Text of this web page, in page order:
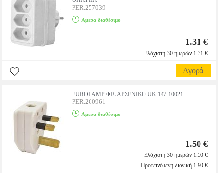
PER.257039
Αμεσα διαθέσιμο
1.31 €
Ελάχιστη 30 ημερών 1.31 €
Αγορά
EUROLAMP ΦIΣ ΑΡΣΕΝΙΚΟ UK 147-10021
PER.260961
Αμεσα διαθέσιμο
1.50 €
Ελάχιστη 30 ημερών 1.50 €
Προτεινόμενη λιανική 1.90 €